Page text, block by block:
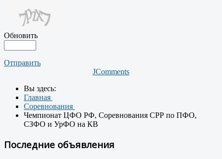
Обновить
Отправить
JComments
Вы здесь:
Главная
Соревнования
Чемпионат ЦФО РФ, Соревнования СРР по ПФО,
СЗФО и УрФО на КВ
Последние объявления